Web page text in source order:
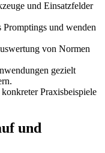
und Einsatzfelder
Promptings und wenden
von Normen
gezielt
Praxisbeispiele
und